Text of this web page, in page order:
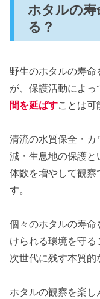
ホタルの
る？
野生のホタルの寿
が、保護活動によっ
間を延ばすことは可
清流の水質保全・
減・生息地の保護
体数を増やして観察
す。
個々のホタルの寿
けられる環境を守
次世代に残す本質的
ホタルの観察を楽